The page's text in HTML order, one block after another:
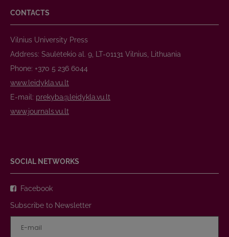
CONTACTS
Vilnius University Press
Address: Saulėtekio al. 9, LT-01131 Vilnius, Lithuania
Phone: +370 5 236 6044
www.leidykla.vu.lt
E-mail: prekyba@leidykla.vu.lt
www.journals.vu.lt
SOCIAL NETWORKS
Facebook
Subscribe to Newsletter